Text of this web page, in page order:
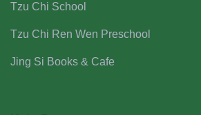
Tzu Chi School
Tzu Chi Ren Wen Preschool
Jing Si Books & Cafe